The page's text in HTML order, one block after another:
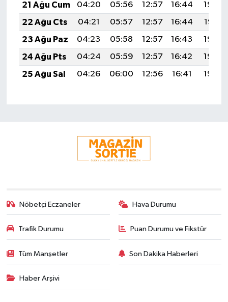
21 Ağu Cum
04:20 05:56 12:57 16:44
19:49
22 Ağu Cts
04:21 05:57 12:57 16:44
19:47
23 Ağu Paz
04:23 05:58 12:57 16:43
19:46
24 Ağu Pts
04:24 05:59 12:57 16:42
19:44
25 Ağu Sal
04:26 06:00 12:56 16:41 19:42
Nöbetçi Eczaneler Hava Durumu
Trafik Durumu Puan Durumu ve Fikstür
Tüm Manşetler Son Dakika Haberleri
Haber Arşivi